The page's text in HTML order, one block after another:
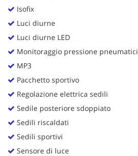
Isofix
Luci diurne
Luci diurne LED
Monitoraggio pressione pneumatici
MP3
Pacchetto sportivo
Regolazione elettrica sedili
Sedile posteriore sdoppiato
Sedili riscaldati
Sedili sportivi
Sensore di luce